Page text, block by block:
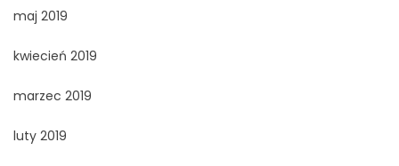
maj 2019
kwiecień 2019
marzec 2019
luty 2019